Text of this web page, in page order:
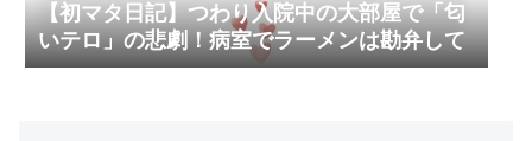
【初マタ日記】つわり入院中の大部屋で「匂
いテロ」の悲劇！病室でラーメンは勘弁して